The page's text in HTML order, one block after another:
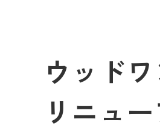
ウッド
リニュ